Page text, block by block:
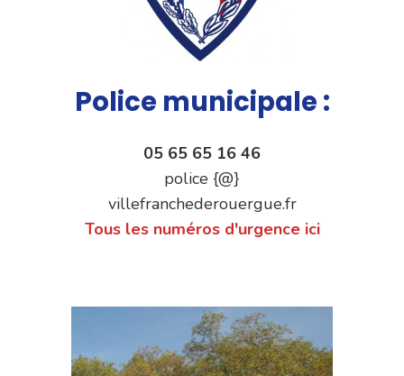
Police municipale :
05 65 65 16 46
police {@}
villefranchederouergue.fr
Tous les numéros d'urgence ici